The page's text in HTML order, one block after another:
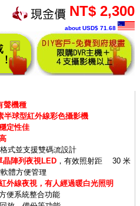
NT$ 2,300
about USD$ 71.68
聲機種
半球型紅外線彩色攝影機
定性佳
式並支援雙碼流設計
晶陣列夜視LED ，有效照射距離 30 米
體方便管理
外線夜視，有人經過暖白光照明
便系統整合功能